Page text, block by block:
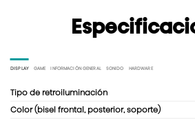
DISPLAY GAME INFORMACIÓN GENERAL SONIDO HARDWARE
Tipo de retroiluminación
Color (bisel frontal, posterior, soporte)